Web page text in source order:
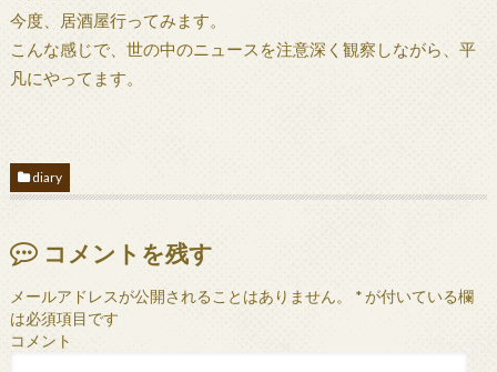
今度、居酒屋行ってみます。
こんな感じで、世の中のニュースを注意深く観察しながら、平
凡にやってます。
diary
コメントを残す
メールアドレスが公開されることはありません。 *が付いている欄
は必須項目です
コメント